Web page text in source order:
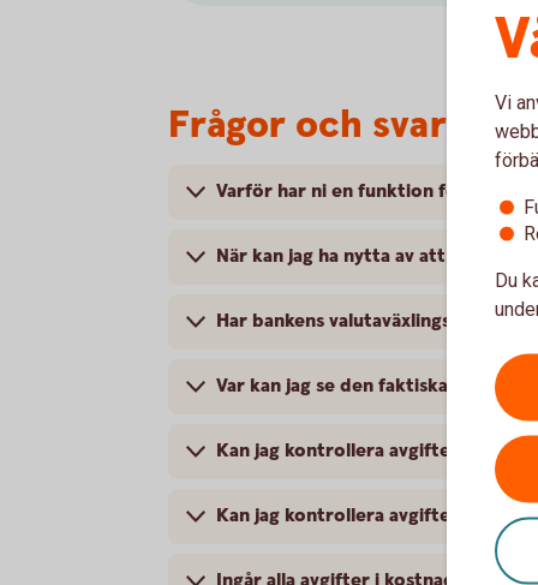
Frågor och svar
Varför har ni en funktion för att
När kan jag ha nytta av att jämföra
Har bankens valutaväxlingspåslag
Var kan jag se den faktiska
Kan jag kontrollera avgiften för en
Kan jag kontrollera avgiften för ett
Vi
Du